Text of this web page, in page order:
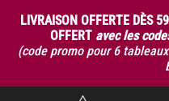
LIVRAISON OFFERTE DÈS
OFFERT avec les
(code promo pour 6